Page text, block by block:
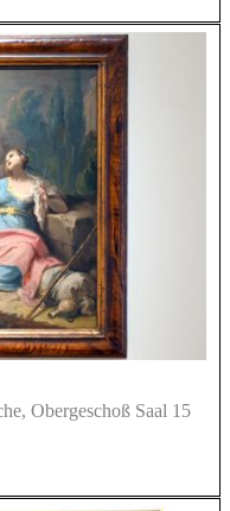
Obergeschoß Saal 15